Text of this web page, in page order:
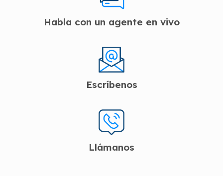
Habla con un agente en vivo
Escríbenos
Llámanos